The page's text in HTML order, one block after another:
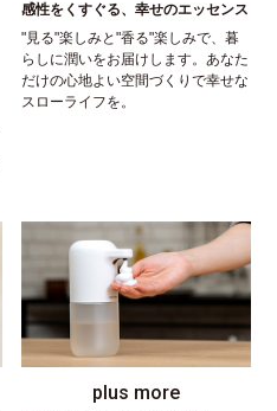
感性をくすぐる、幸せのエッセンス
"見る"楽しみと"香る"楽しみで、暮
らしに潤いをお届けします。あなた
だけの心地よい空間づくりで幸せな
スローライフを。
plus more